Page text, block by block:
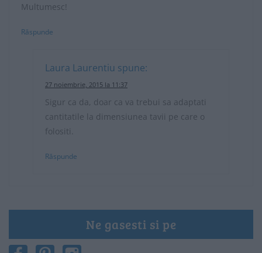
Multumesc!
Răspunde
Laura Laurentiu spune:
27 noiembrie, 2015 la 11:37
Sigur ca da, doar ca va trebui sa adaptati
cantitatile la dimensiunea tavii pe care o
folositi.
Răspunde
Ne gasesti si pe